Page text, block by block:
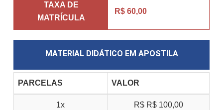
TAXA DE
MATRÍCULA
R$ 60,00
MATERIAL DIDÁTICO EM APOSTILA
PARCELAS VALOR
1x R$ R$ 100,00